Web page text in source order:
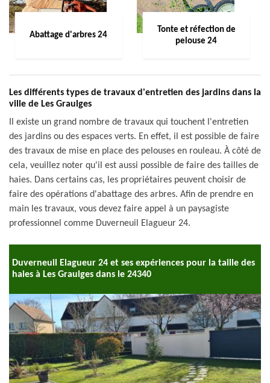
Abattage d'arbres 24
Tonte et réfection de
pelouse 24
Les différents types de travaux d'entretien des jardins dans la
ville de Les Graulges
Il existe un grand nombre de travaux qui touchent l'entretien
des jardins ou des espaces verts. En effet, il est possible de faire
des travaux de mise en place des pelouses en rouleau. À côté de
cela, veuillez noter qu'il est aussi possible de faire des tailles de
haies. Dans certains cas, les propriétaires peuvent choisir de
faire des opérations d'abattage des arbres. Afin de prendre en
main les travaux, vous devez faire appel à un paysagiste
professionnel comme Duverneuil Elagueur 24.
Duverneuil Elagueur 24 et ses expériences pour la taille des
haies à Les Graulges dans le 24340